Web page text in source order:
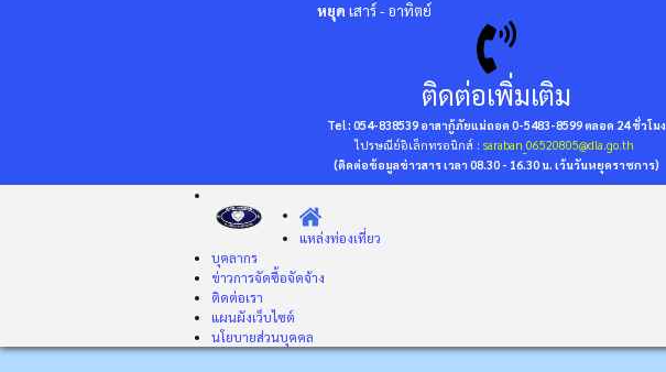
หยุด เสาร์ - อาทิตย์
ติดต่อเพิ่มเติม
Tel : 054-838539 อาสากู้ภัยแม่ถอด 0-5483-8599ตลอด 24 ชั่วโมง
ไปรษณีย์อิเล็กทรอนิกส์ :saraban_06520805@dla.go.th
(ติดต่อข้อมูลข่าวสาร เวลา 08.30 - 16.30 น. เว้นวันหยุดราชการ)
แหล่งท่องเที่ยว
บุคลากร
ข่าวการจัดซื้อจัดจ้าง
ติดต่อเรา
แผนผังเว็บไซต์
นโยบายส่วนบุคคล